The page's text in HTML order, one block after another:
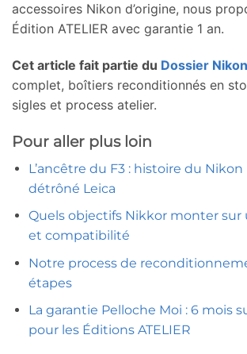
accessoires Nikon d’origine, nous
Édition ATELIER avec garantie 1 an.
Cet article fait partie du Dossier
complet, boîtiers reconditionnés en
sigles et process atelier.
Pour aller plus loin
L’ancêtre du F3 : histoire du Nikon
détrôné Leica
Quels objectifs Nikkor monter sur
et compatibilité
Notre process de
étapes
La garantie Pelloche Moi : 6 mois
pour les Éditions ATELIER